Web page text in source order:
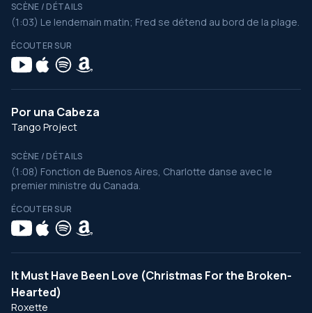
SCÈNE / DÉTAILS
(1:03) Le lendemain matin; Fred se détend au bord de la plage.
ÉCOUTER SUR
Por una Cabeza
Tango Project
SCÈNE / DÉTAILS
(1:08) Fonction de Buenos Aires, Charlotte danse avec le
premier ministre du Canada.
ÉCOUTER SUR
It Must Have Been Love (Christmas For the Broken-
Hearted)
Roxette